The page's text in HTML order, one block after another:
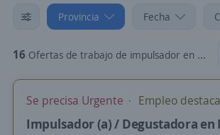
Provincia Fecha
16 Ofertas de trabajo de impulsador en Lambayeque
Se precisa Urgente Empleo
Impulsador (a) / Degustadora en